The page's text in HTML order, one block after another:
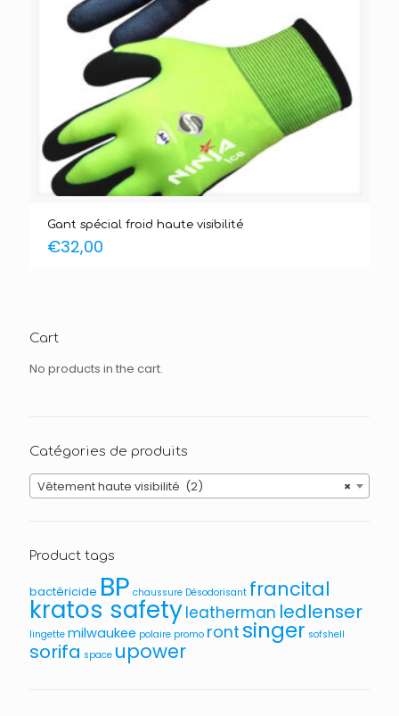
Gant spécial froid haute visibilité
€32,00
Cart
No products in the cart.
Catégories de produits
×
Vêtement haute visibilité (2)
Product tags
bactéricide BP chaussure Désodorisant francital
kratos safetyleatherman ledlenser
lingette milwaukee polaire promo ront singer sofshell
sorifa space upower